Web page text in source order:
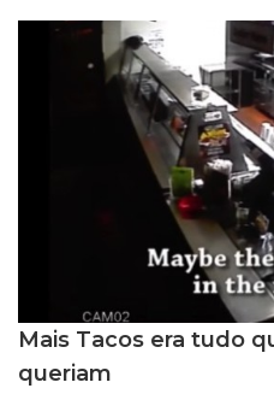
Mais Tacos era tudo
queriam